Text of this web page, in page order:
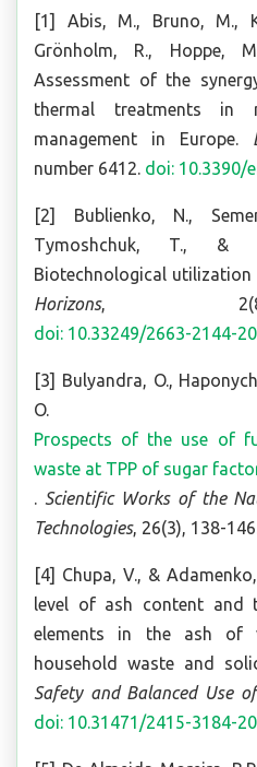
[1] Abis, M., Bruno, M.,
Grönholm, R., Hoppe,
Assessment of the
thermal treatments in
management in Europe.
number 6412. doi: 10.3390/
[2] Bublienko, N.,
Tymoshchuk, T., &
Biotechnological utilization
Horizons,
doi: 10.33249/2663-2144-
[3] Bulyandra, O.,
O.
Prospects of the use of
waste at TPP of sugar
. Scientific Works of the
Technologies, 26(3), 138-
[4] Chupa, V., &
level of ash content and
elements in the ash of
household waste and
Safety and Balanced Use
doi: 10.31471/2415-3184-